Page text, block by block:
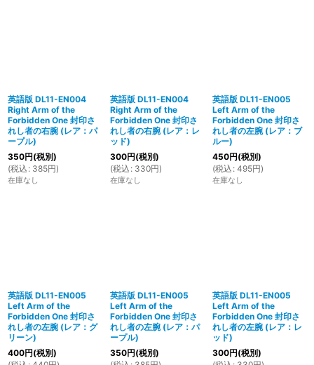
英語版 DL11-EN004
Right Arm of the
Forbidden One 封印さ
れし者の右腕 (レア：パ
ープル)
350円(税別)
(税込 : 385円)
在庫なし
英語版 DL11-EN004
Right Arm of the
Forbidden One 封印さ
れし者の右腕 (レア：レ
ッド)
300円(税別)
(税込 : 330円)
在庫なし
英語版 DL11-EN005
Left Arm of the
Forbidden One 封印さ
れし者の左腕 (レア：ブ
ルー)
450円(税別)
(税込 : 495円)
在庫なし
英語版 DL11-EN005
Left Arm of the
Forbidden One 封印さ
れし者の左腕 (レア：グ
リーン)
400円(税別)
英語版 DL11-EN005
Left Arm of the
Forbidden One 封印さ
れし者の左腕 (レア：パ
ープル)
350円(税別)
英語版 DL11-EN005
Left Arm of the
Forbidden One 封印さ
れし者の左腕 (レア：レ
ッド)
300円(税別)